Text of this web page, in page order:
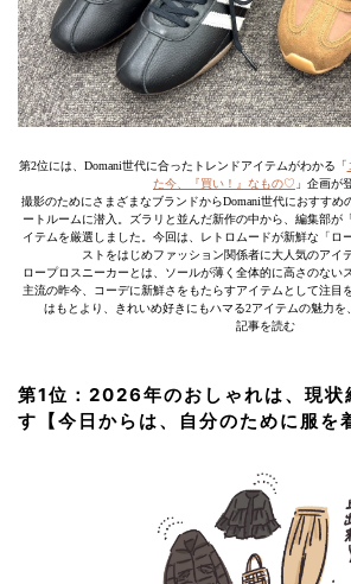
第2位には、Domani世代に合ったトレンドアイテムがわかる「
た今、『買い！』なもの♡ 」企画が
撮影のためにさまざまなブランドからDomani世代におすすめ
ートルームに潜入。ズラリと並んだ新作の中から、編集部が
イテムを厳選しました。今回は、レトロムードが新鮮な「ロ
ストをはじめファッション関係者に大人気のアイ
ロープロスニーカーとは、ソールが薄く全体的に高さのない
主流の昨今、コーデに新鮮さをもたらすアイテムとして注目
はもとより、きれいめ好きにもハマる2アイテムの魅力を
記事を読む
第1位：2026年のおしゃれは、現状
す【今日からは、自分のために服を